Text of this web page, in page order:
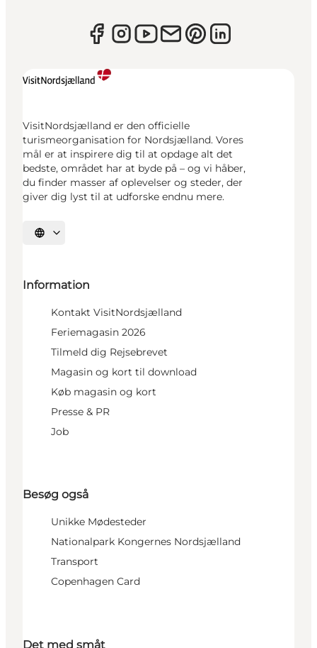
VisitNordsjælland er den officielle
turismeorganisation for Nordsjælland. Vores
mål er at inspirere dig til at opdage alt det
bedste, området har at byde på – og vi håber,
du finder masser af oplevelser og steder, der
giver dig lyst til at udforske endnu mere.
Vælg sprog
Information
Kontakt VisitNordsjælland
Feriemagasin 2026
Tilmeld dig Rejsebrevet
Magasin og kort til download
Køb magasin og kort
Presse & PR
Job
Besøg også
Unikke Mødesteder
Nationalpark Kongernes Nordsjælland
Transport
Copenhagen Card
Det med småt